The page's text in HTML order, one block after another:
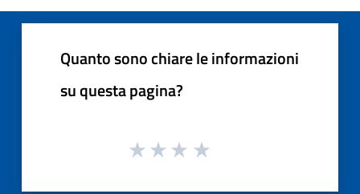
Quanto sono chiare le informazioni
su questa pagina?